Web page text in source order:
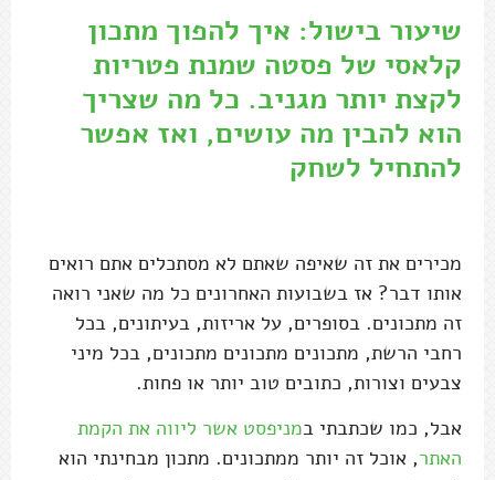
שיעור בישול: איך להפוך מתכון
קלאסי של פסטה שמנת פטריות
לקצת יותר מגניב. כל מה שצריך
הוא להבין מה עושים, ואז אפשר
להתחיל לשחק
מכירים את זה שאיפה שאתם לא מסתכלים אתם רואים
אותו דבר? אז בשבועות האחרונים כל מה שאני רואה
זה מתכונים. בסופרים, על אריזות, בעיתונים, בכל
רחבי הרשת, מתכונים מתכונים מתכונים, בכל מיני
צבעים וצורות, כתובים טוב יותר או פחות.
אבל, כמו שכתבתי במניפסט אשר ליווה את הקמת
האתר, אוכל זה יותר ממתכונים. מתכון מבחינתי הוא